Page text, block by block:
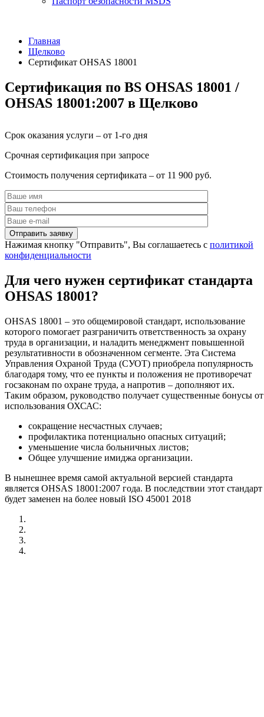
Главная
Щелково
Сертификат OHSAS 18001
Сертификация по BS OHSAS 18001 /
OHSAS 18001:2007 в Щелково
Срок оказания услуги – от 1-го дня
Срочная сертификация при запросе
Стоимость получения сертификата – от 11 900 руб.
Нажимая кнопку "Отправить", Вы соглашаетесь с политикой
конфиденциальности
Для чего нужен сертификат стандарта
OHSAS 18001?
OHSAS 18001 – это общемировой стандарт, использование
которого помогает разграничить ответственность за охрану
труда в организации, и наладить менеджмент повышенной
результативности в обозначенном сегменте. Эта Система
Управления Охраной Труда (СУОТ) приобрела популярность
благодаря тому, что ее пункты и положения не противоречат
госзаконам по охране труда, а напротив – дополняют их.
Таким образом, руководство получает существенные бонусы от
использования ОХСАС:
сокращение несчастных случаев;
профилактика потенциально опасных ситуаций;
уменьшение числа больничных листов;
Общее улучшение имиджа организации.
В нынешнее время самой актуальной версией стандарта
является OHSAS 18001:2007 года. В последствии этот стандарт
будет заменен на более новый ISO 45001 2018